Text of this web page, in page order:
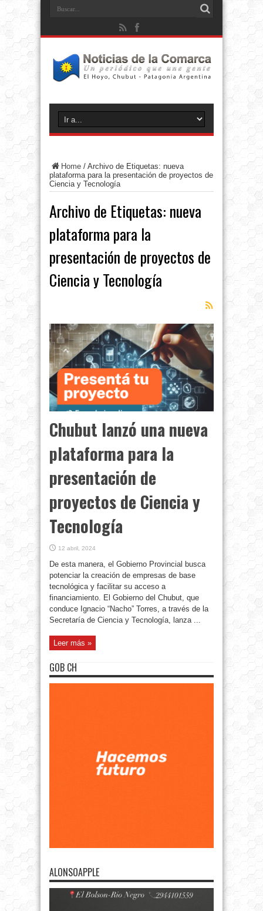
Home / Archivo de Etiquetas: nueva
plataforma para la presentación de proyectos de
Ciencia y Tecnología
Archivo de Etiquetas: nueva
plataforma para la
presentación de proyectos de
Ciencia y Tecnología
Chubut lanzó una nueva
plataforma para la
presentación de
proyectos de Ciencia y
Tecnología
12 abril, 2024
De esta manera, el Gobierno Provincial busca
potenciar la creación de empresas de base
tecnológica y facilitar su acceso a
financiamiento. El Gobierno del Chubut, que
conduce Ignacio “Nacho” Torres, a través de la
Secretaría de Ciencia y Tecnología, lanza ...
Leer más »
GOB CH
ALONSOAPPLE